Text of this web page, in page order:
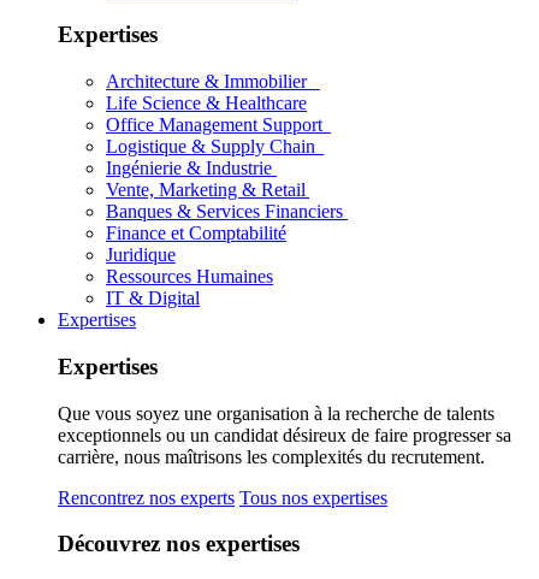
Expertises
Architecture & Immobilier
Life Science & Healthcare
Office Management Support
Logistique & Supply Chain
Ingénierie & Industrie
Vente, Marketing & Retail
Banques & Services Financiers
Finance et Comptabilité
Juridique
Ressources Humaines
IT & Digital
Expertises
Expertises
Que vous soyez une organisation à la recherche de talents
exceptionnels ou un candidat désireux de faire progresser sa
carrière, nous maîtrisons les complexités du recrutement.
Rencontrez nos experts Tous nos expertises
Découvrez nos expertises